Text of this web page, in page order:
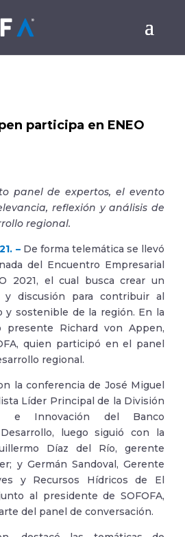
participa en ENEO
panel de expertos, el evento
reflexión y análisis de
regional.
–De forma telemática se llevó
del Encuentro Empresarial
2021, el cual busca crear un
y discusión para contribuir al
y sostenible de la región. En la
presente Richard von Appen,
quien participó en el panel
regional.
la conferencia de José Miguel
Líder Principal de la División
e Innovación del Banco
luego siguió con la
Díaz del Río, gerente
y Germán Sandoval, Gerente
y Recursos Hídricos de El
al presidente de SOFOFA,
del panel de conversación.